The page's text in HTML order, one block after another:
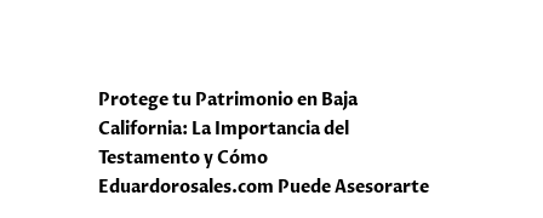
Protege tu Patrimonio en Baja
California: La Importancia del
Testamento y Cómo
Eduardorosales.com Puede Asesorarte